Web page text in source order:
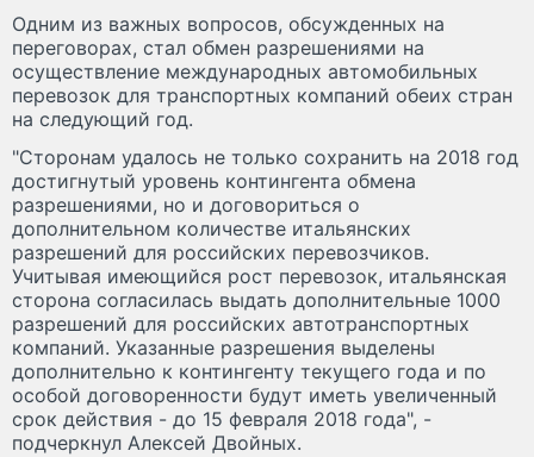
Одним из важных вопросов, обсужденных на
переговорах, стал обмен разрешениями на
осуществление международных автомобильных
перевозок для транспортных компаний обеих стран
на следующий год.
"Сторонам удалось не только сохранить на 2018 год
достигнутый уровень контингента обмена
разрешениями, но и договориться о
дополнительном количестве итальянских
разрешений для российских перевозчиков.
Учитывая имеющийся рост перевозок, итальянская
сторона согласилась выдать дополнительные 1000
разрешений для российских автотранспортных
компаний. Указанные разрешения выделены
дополнительно к контингенту текущего года и по
особой договоренности будут иметь увеличенный
срок действия - до 15 февраля 2018 года", -
подчеркнул Алексей Двойных.